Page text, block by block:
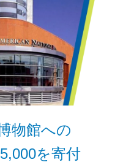
物館への
を寄付